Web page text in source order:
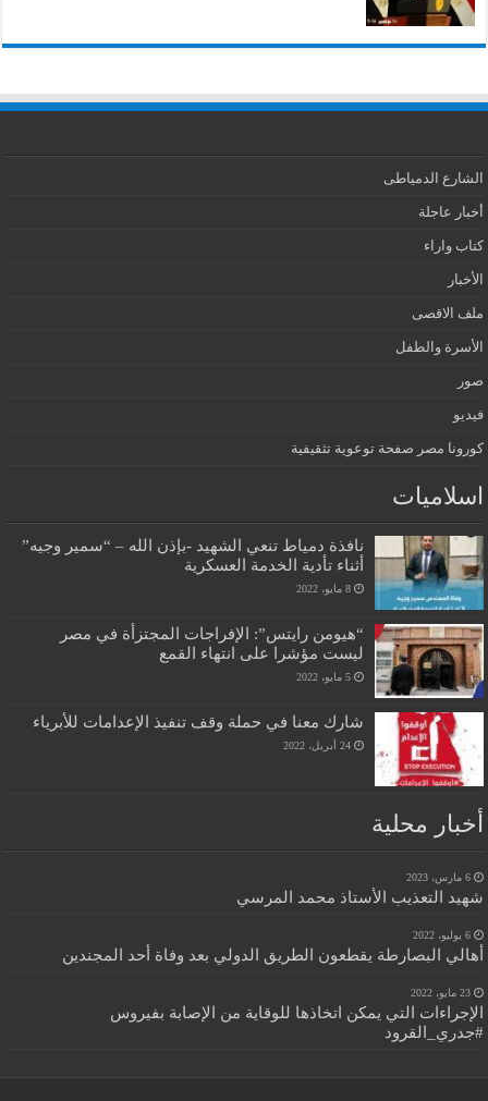
الشارع الدمياطى
أخبار عاجلة
كتاب واراء
الأخبار
ملف الاقصى
الأسرة والطفل
صور
فيديو
كورونا مصر صفحة توعوية تثقيفية
اسلاميات
نافذة دمياط تنعي الشهيد -بإذن الله – “سمير وجيه”
أثناء تأدية الخدمة العسكرية
8 مايو، 2022
“هيومن رايتس”: الإفراجات المجتزأة في مصر
ليست مؤشرا على انتهاء القمع
5 مايو، 2022
شارك معنا في حملة وقف تنفيذ الإعدامات للأبرياء
24 أبريل، 2022
أخبار محلية
6 مارس، 2023
شهيد التعذيب الأستاذ محمد المرسي
6 يوليو، 2022
أهالي البصارطة يقطعون الطريق الدولي بعد وفاة أحد المجندين
23 مايو، 2022
الإجراءات التي يمكن اتخاذها للوقاية من الإصابة بفيروس
#جدري_القرود